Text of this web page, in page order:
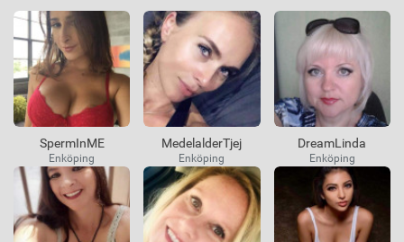
SpermInME
Enköping
MedelalderTjej
Enköping
DreamLinda
Enköping